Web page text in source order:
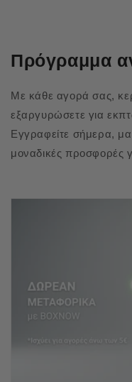
Πρόγραμμα
Με κάθε αγορά σας,
εξαργυρώσετε για
Εγγραφείτε σήμερα,
μοναδικές προσφορές